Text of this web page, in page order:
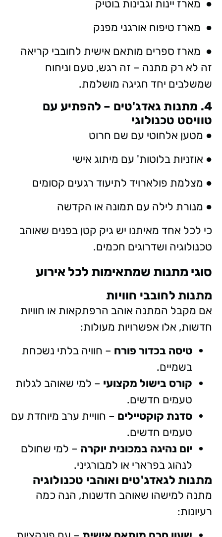
● מארז יינות וגבינות בוטיק
● מארז טיפוח אורגני מפנק
● מארז ספרים מותאם אישית לחובבי קריאה
זה לא רק מתנה – זה רגש, טעם וניחוח
שמשלבים יחד חגיגה מושלמת.
4. מתנות גאדג'טים – להפתיע עם
טוויסט טכנולוגי
● מטען אלחוטי עם שם חרוט
● אוזניות בלוטות' עם מיתוג אישי
● מצלמת פולארויד לתיעוד רגעים קסומים
● מנורת לילה עם תמונה או הקדשה
כי לכל אחד מאיתנו יש גיק קטן בפנים שאוהב
טכנולוגיה ושדרוגים חכמים.
סוגי מתנות שמתאימות לכל אירוע
מתנות לחובבי חוויות
אם מקבל המתנה אוהב הרפתקאות או חוויות
חדשות, אלו אפשרויות מעולות:
טיסה בכדור פורח – חוויה בלתי נשכחת
בשמיים.
קורס בישול מקצועי – למי שאוהב לגלות
טעמים חדשים.
סדנת קוקטיילים – חוויית ערב מיוחדת עם
טעמים חדשים.
יום נהיגה במכונית יוקרה – למי שחולם
לנהוג בפרארי או למבורגיני.
מתנות לגאדג'טים ואוהבי טכנולוגיה
מתנה למישהו שאוהב חדשנות, הנה כמה
רעיונות: